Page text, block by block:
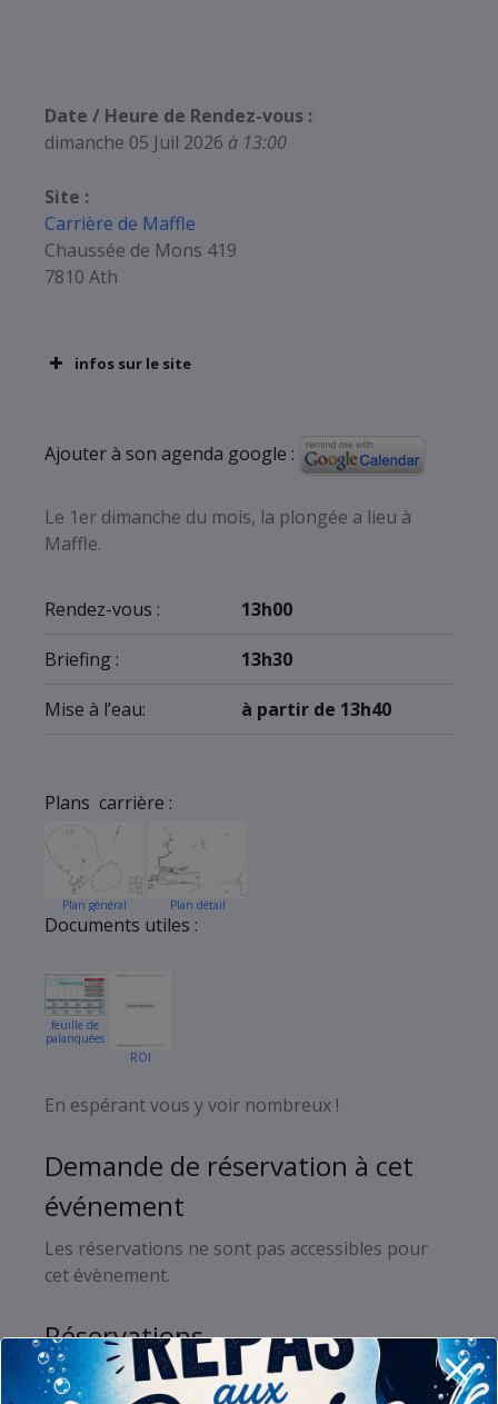
Date / Heure de Rendez-vous :
dimanche 05 Juil 2026 à 13:00
Site :
Carrière de Maffle
Chaussée de Mons 419
7810 Ath
infos sur le site
Plan Géneral Mise à l’eau
Ajouter à son agenda google :
Le 1er dimanche du mois, la plongée a lieu à
Maffle.
Rendez-vous : 13h00
Briefing : 13h30
Mise à l’eau: à partir de 13h40
Plans carrière :
Plan général Plan détail
Documents utiles :
feuille de
palanquées
ROI
En espérant vous y voir nombreux !
Demande de réservation à cet
événement
Les réservations ne sont pas accessibles pour
cet évènement.
Réservations
Plongeurs Membres (4/25)